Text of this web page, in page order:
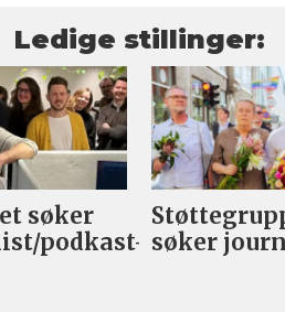
Ledige stillinger:
søker
podkast- søker